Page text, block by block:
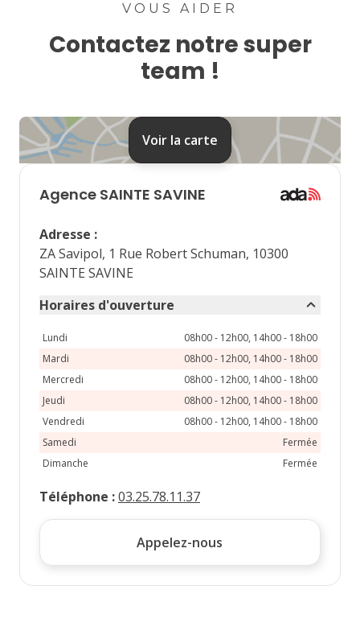
17 18 19 20
31
septembre 2026
7
14 15
21 22
VOUS AIDER
Contactez notre super
team !
Voir la carte
Agence SAINTE SAVINE
Adresse :
ZA Savipol, 1 Rue Robert Schuman, 10300
SAINTE SAVINE
Horaires d'ouverture
Lundi
08h00 - 12h00, 14h00 - 18h00
Mardi
08h00 - 12h00, 14h00 - 18h00
Mercredi
08h00 - 12h00, 14h00 - 18h00
Jeudi
08h00 - 12h00, 14h00 - 18h00
Vendredi
08h00 - 12h00, 14h00 - 18h00
Samedi
Fermée
Dimanche
Fermée
Téléphone :03.25.78.11.37
Appelez-nous